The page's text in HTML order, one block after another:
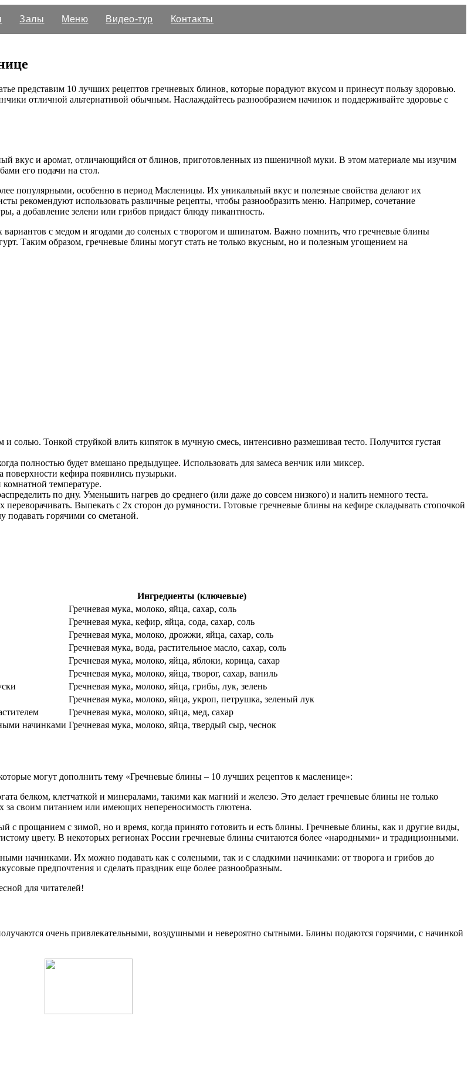
Залы Меню Видео-тур
Контакты
представим 10 лучших рецептов гречневых блинов, которые порадуют вкусом и принесут пользу здоровью.
отличной альтернативой обычным. Наслаждайтесь разнообразием начинок и поддерживайте здоровье с
вкус и аромат, отличающийся от блинов, приготовленных из пшеничной муки. В этом материале мы изучим
его подачи на стол.
популярными, особенно в период Масленицы. Их уникальный вкус и полезные свойства делают их
рекомендуют использовать различные рецепты, чтобы разнообразить меню. Например, сочетание
а добавление зелени или грибов придаст блюду пикантность.
вариантов с медом и ягодами до соленых с творогом и шпинатом. Важно помнить, что гречневые блины
Таким образом, гречневые блины могут стать не только вкусным, но и полезным угощением на
солью. Тонкой струйкой влить кипяток в мучную смесь, интенсивно размешивая тесто. Получится густая
полностью будет вмешано предыдущее. Использовать для замеса венчик или миксер.
кефира появились пузырьки.
температуре.
по дну. Уменьшить нагрев до среднего (или даже до совсем низкого) и налить немного теста.
Выпекать с 2х сторон до румяности. Готовые гречневые блины на кефире складывать стопочкой
горячими со сметаной.
Ингредиенты (ключевые)
Гречневая мука, молоко, яйца, сахар, соль
Гречневая мука, кефир, яйца, сода, сахар, соль
Гречневая мука, молоко, дрожжи, яйца, сахар, соль
Гречневая мука, вода, растительное масло, сахар, соль
Гречневая мука, молоко, яйца, яблоки, корица, сахар
Гречневая мука, молоко, яйца, творог, сахар, ваниль
Гречневая мука, молоко, яйца, грибы, лук, зелень
Гречневая мука, молоко, яйца, укроп, петрушка, зеленый лук
Гречневая мука, молоко, яйца, мед, сахар
начинками Гречневая мука, молоко, яйца, твердый сыр, чеснок
могут дополнить тему «Гречневые блины – 10 лучших рецептов к масленице»:
белком, клетчаткой и минералами, такими как магний и железо. Это делает гречневые блины не только
своим питанием или имеющих непереносимость глютена.
с прощанием с зимой, но и время, когда принято готовить и есть блины. Гречневые блины, как и другие виды,
цвету. В некоторых регионах России гречневые блины считаются более «народными» и традиционными.
начинками. Их можно подавать как с солеными, так и с сладкими начинками: от творога и грибов до
предпочтения и сделать праздник еще более разнообразным.
для читателей!
очень привлекательными, воздушными и невероятно сытными. Блины подаются горячими, с начинкой